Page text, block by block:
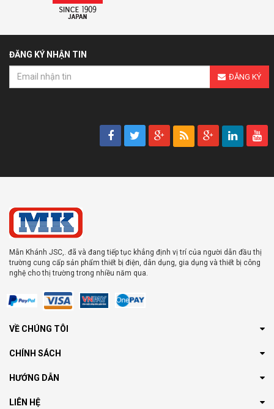
ĐĂNG KÝ NHẬN TIN
ĐĂNG KÝ
Mẫn Khánh JSC,. đã và đang tiếp tục khẳng định vị trí của người dẫn đầu thị
trường cung cấp sản phẩm thiết bị điện, dân dụng, gia dụng và thiết bị công
nghệ cho thị trường trong nhiều năm qua.
VỀ CHÚNG TÔI
CHÍNH SÁCH
HƯỚNG DẪN
LIÊN HỆ